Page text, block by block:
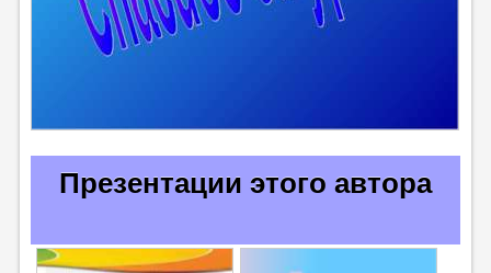
Презентации этого автора